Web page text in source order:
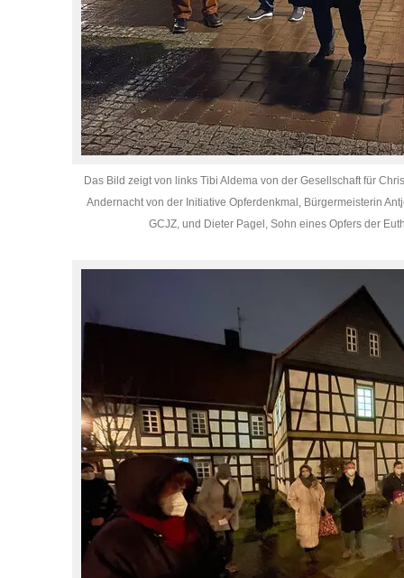
Das Bild zeigt von links Tibi Aldema von der Gesellschaft für
Andernacht von der Initiative Opferdenkmal, Bürgermeisterin
GCJZ, und Dieter Pagel, Sohn eines Opfers der